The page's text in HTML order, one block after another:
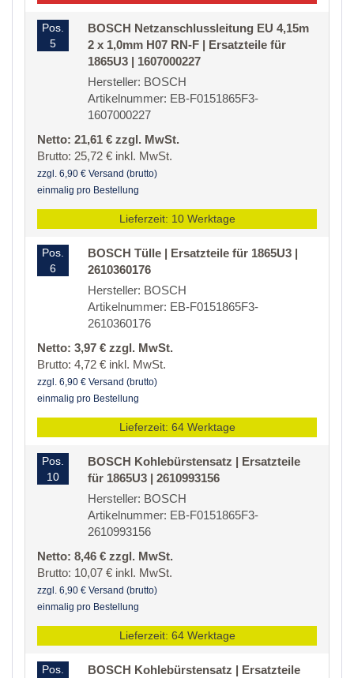
Pos.
5
BOSCH Netzanschlussleitung EU 4,15m
2 x 1,0mm H07 RN-F | Ersatzteile für
1865U3 | 1607000227
Hersteller: BOSCH
Artikelnummer: EB-F0151865F3-
1607000227
Netto: 21,61 € zzgl. MwSt.
Brutto: 25,72 € inkl. MwSt.
zzgl. 6,90 € Versand (brutto)
einmalig pro Bestellung
Lieferzeit: 10 Werktage
Pos.
6
BOSCH Tülle | Ersatzteile für 1865U3 |
2610360176
Hersteller: BOSCH
Artikelnummer: EB-F0151865F3-
2610360176
Netto: 3,97 € zzgl. MwSt.
Brutto: 4,72 € inkl. MwSt.
zzgl. 6,90 € Versand (brutto)
einmalig pro Bestellung
Lieferzeit: 64 Werktage
Pos.
10
BOSCH Kohlebürstensatz | Ersatzteile
für 1865U3 | 2610993156
Hersteller: BOSCH
Artikelnummer: EB-F0151865F3-
2610993156
Netto: 8,46 € zzgl. MwSt.
Brutto: 10,07 € inkl. MwSt.
zzgl. 6,90 € Versand (brutto)
einmalig pro Bestellung
Lieferzeit: 64 Werktage
Pos.
BOSCH Kohlebürstensatz | Ersatzteile